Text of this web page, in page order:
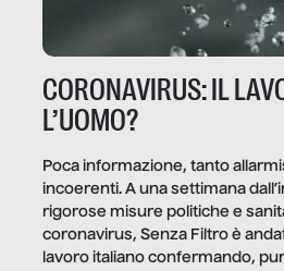
CORONAVIRUS: IL
L’UOMO?
Poca informazione, tanto
incoerenti. A una settimana
rigorose misure politiche e
coronavirus, Senza Filtro è
lavoro italiano confermando,